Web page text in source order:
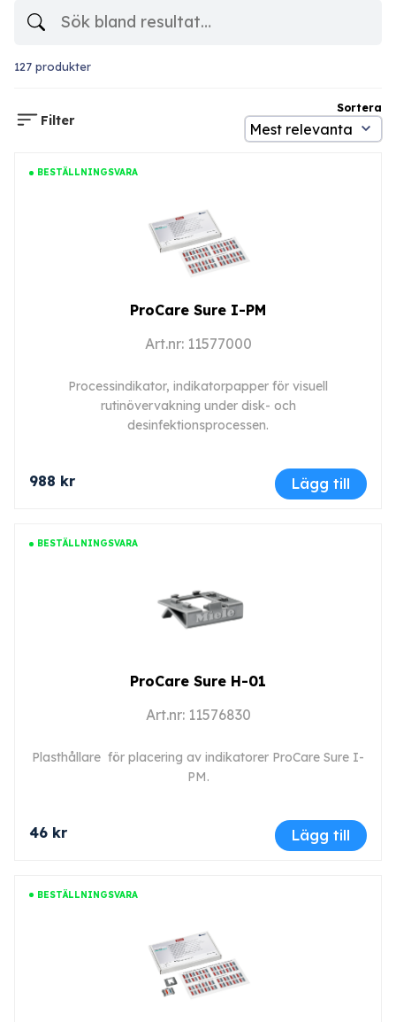
127 produkter
Sortera
Filter
BESTÄLLNINGSVARA
ProCare Sure I-PM
Art.nr: 11577000
Processindikator, indikatorpapper för visuell
rutinövervakning under disk- och
desinfektionsprocessen.
988 kr Lägg till
BESTÄLLNINGSVARA
ProCare Sure H-01
Art.nr: 11576830
Plasthållare för placering av indikatorer ProCare Sure I-
PM.
46 kr Lägg till
BESTÄLLNINGSVARA